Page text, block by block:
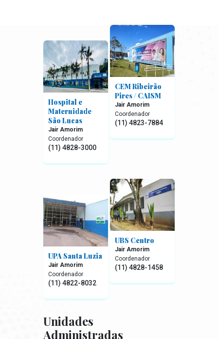
Hospital e
Maternidade
São Lucas
Jair Amorim
Coordenador
(11) 4828-3000
CEM Ribeirão
Pires / CAISM
Jair Amorim
Coordenador
(11) 4823-7884
UPA Santa Luzia
Jair Amorim
Coordenador
(11) 4822-8032
UBS Centro
Jair Amorim
Coordenador
(11) 4828-1458
Unidades
Administradas